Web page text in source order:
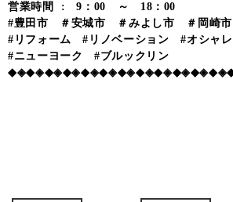
営業時間 : 9：00 ～ 18：00
#豊田市 ＃安城市 ＃みよし市 ＃岡崎
#リフォーム #リノベーション #オシャレ
#ニューヨーク #ブルックリン